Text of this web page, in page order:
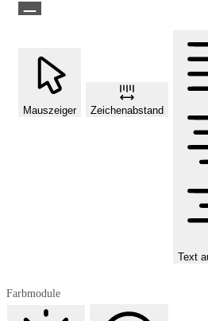
Mauszeiger Zeichenabstand
Text
Farbmodule